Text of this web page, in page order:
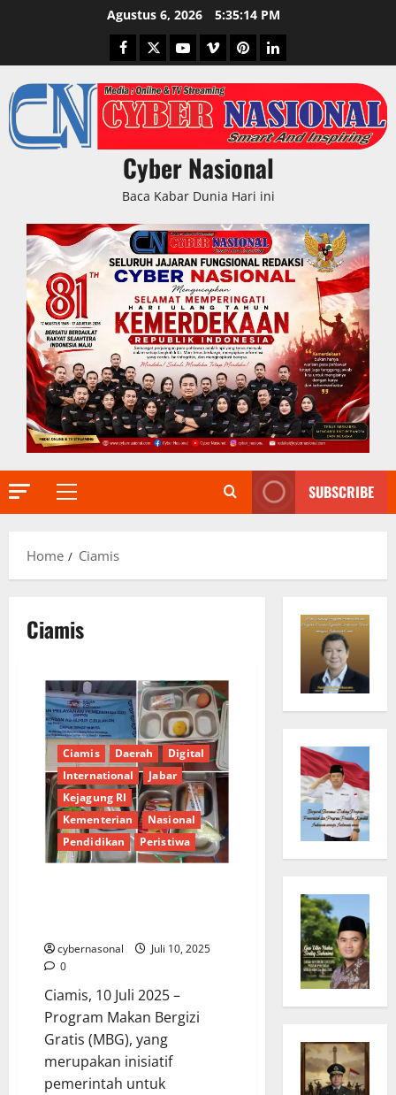
Agustus 6, 2026 5:35:15 PM
Facebook
TwitterYoutubeVimeoPinterestLinkedIn
Cyber Nasional
Baca Kabar Dunia Hari ini
Primary
SUBSCRIBE
Home Ciamis
Ciamis
Ciamis Daerah
Digital
International
Jabar
Kejagung RI
Kementerian
Nasional
Pendidikan
Peristiwa
cybernasonal
Juli 10, 2025
0
Ciamis, 10 Juli 2025 –
Program Makan Bergizi
Gratis (MBG), yang
merupakan inisiatif
pemerintah untuk